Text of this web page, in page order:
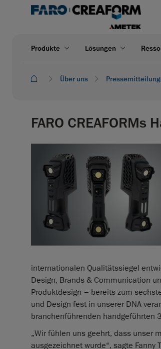
Produkte Lösungen
Über uns
FARO
internationalen Qualitätssiegel
Design, Brands & Communication
Produktdesign – bereits zum
und Design fest in unserer DNA
branchenführenden handgeführten
„Wir fühlen uns geehrt, dass unser
ausgezeichnet wurde“, sagte Fanny